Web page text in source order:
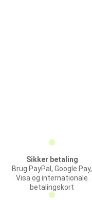
Sikker betaling
Brug PayPal, Google Pay,
Visa og internationale
betalingskort